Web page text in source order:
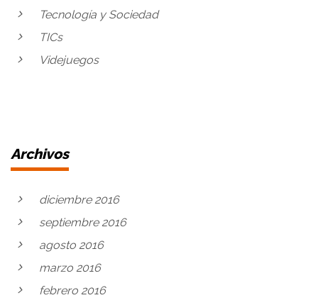
Tecnología y Sociedad
TICs
Videjuegos
Archivos
diciembre 2016
septiembre 2016
agosto 2016
marzo 2016
febrero 2016